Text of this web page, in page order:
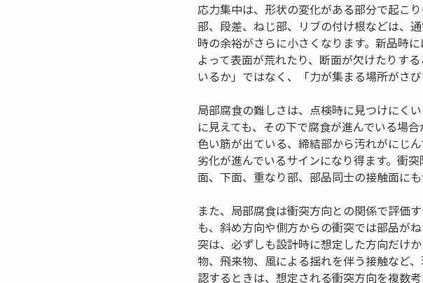
応力集中は、形状の変化がある部分で起こ
部、段差、ねじ部、リブの付け根などは、
時の余裕がさらに小さくなります。新品時
よって表面が荒れたり、断面が欠けたりす
いるか」ではなく、「力が集まる場所がさ
局部腐食の難しさは、点検時に見つけにく
に見えても、その下で腐食が進んでいる場
色い筋が出ている、締結部から汚れがにじ
劣化が進んでいるサインになり得ます。衝
面、下面、重なり部、部品同士の接触面に
また、局部腐食は衝突方向との関係で評価
も、斜め方向や側方からの衝突では部品が
突は、必ずしも設計時に想定した方向だけ
物、飛来物、風による揺れを伴う接触など
認するときは、想定される衝突方向を複数